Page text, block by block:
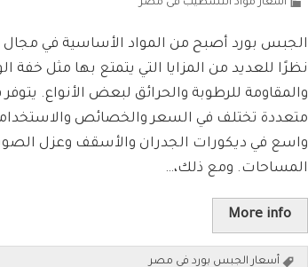
أسعار مواد التشطيب فى مصر
الجبس بورد أصبح من المواد الأساسية في مجال
نظرًا للعديد من المزايا التي يتمتع بها مثل خفة
والمقاومة للرطوبة والحرائق لبعض الأنواع.
متعددة تختلف في السعر والخصائص
واسع في ديكورات الجدران والأسقف وعزل
المساحات. ومع ذلك،…
More info
أسعار الجبس بورد في مصر